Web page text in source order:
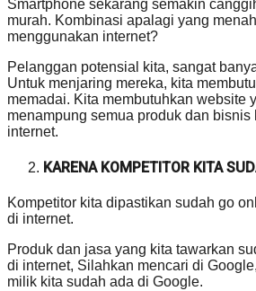
Smartphone sekarang semakin
murah. Kombinasi apalagi yang
menggunakan internet?
Pelanggan potensial kita, sangat
Untuk menjaring mereka, kita
memadai. Kita membutuhkan website
menampung semua produk dan bisnis
internet.
KARENA KOMPETITOR KITA
Kompetitor kita dipastikan sudah go
di internet.
Produk dan jasa yang kita tawarkan
di internet, Silahkan mencari di
milik kita sudah ada di Google.